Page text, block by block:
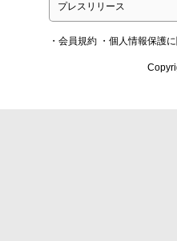
プレスリリース
・会員規約 ・個人情報保護